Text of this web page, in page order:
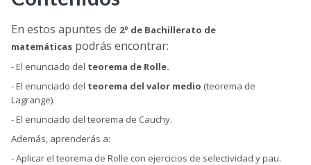
En estos apuntes de 2º de Bachillerato de
matemáticas podrás encontrar:
- El enunciado del teorema de Rolle.
- El enunciado del teorema del valor medio (teorema de
Lagrange).
- El enunciado del teorema de Cauchy.
Además, aprenderás a:
- Aplicar el teorema de Rolle con ejercicios de selectividad y pau.